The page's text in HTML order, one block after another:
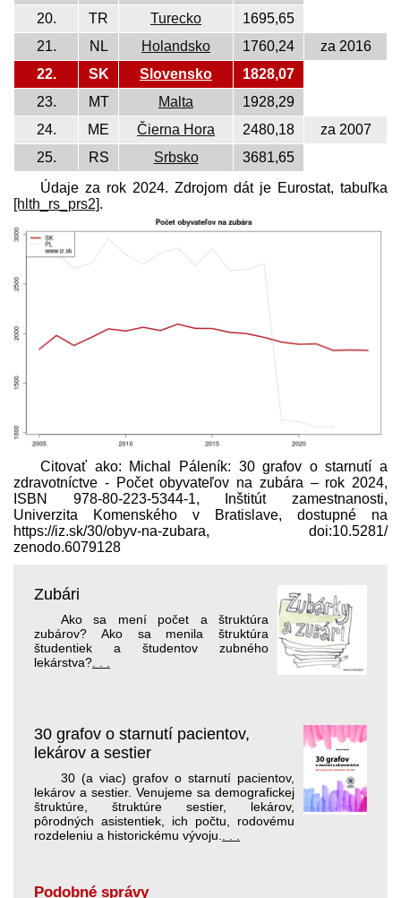
20.
TR Turecko
1695,65
21.
NL Holandsko 1760,24
za 2016
22.
SK Slovensko
1828,07
23.
MT Malta
1928,29
24.
ME Čierna Hora 2480,18
za 2007
25.
RS Srbsko
3681,65
Údaje za rok 2024. Zdrojom dát je Eurostat, tabuľka
[hlth_rs_prs2] .
Citovať ako: Michal Páleník: 30 grafov o starnutí a
zdravotníctve - Počet obyvateľov na zubára – rok 2024,
ISBN 978-80-223-5344-1, Inštitút zamestnanosti,
Univerzita Komenského v Bratislave, dostupné na
https://iz.sk/​30/obyv-na-zubara, doi:10.5281/​
zenodo.6079128
Zubári
Ako sa mení počet a štruktúra
zubárov? Ako sa menila štruktúra
študentiek a študentov zubného
lekárstva?
30 grafov o starnutí pacientov,
lekárov a sestier
30 (a viac) grafov o starnutí pacientov,
lekárov a sestier. Venujeme sa demografickej
štruktúre, štruktúre sestier, lekárov,
pôrodných asistentiek, ich počtu, rodovému
rozdeleniu a historickému vývoju.
Podobné správy